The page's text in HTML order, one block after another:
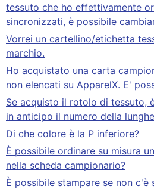
tessuto che ho effettivamente
sincronizzati, è possibile
Vorrei un cartellino/etichetta
marchio.
Ho acquistato una carta
non elencati su ApparelX. E'
Se acquisto il rotolo di tessuto,
in anticipo il numero della
Di che colore è la P inferiore?
È possibile ordinare su misura
nella scheda campionario?
È possibile stampare se non c'è